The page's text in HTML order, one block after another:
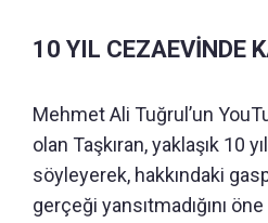
10 YIL CEZAEVİNDE
Mehmet Ali Tuğrul’un
olan Taşkıran, yaklaşık 10
söyleyerek, hakkındaki
gerçeği yansıtmadığını